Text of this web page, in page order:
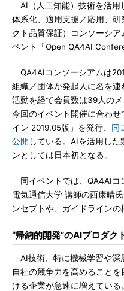
AI（人工知能）技術を活用
体系化、適用支援／応用、
クト品質保証）コンソーシ
ベント「Open QA4AI
QA4AIコンソーシアムは
組織／団体が発起人に名を
活動を経て会員数は39人の
今回のイベント開催に合わ
イン 2019.05版」を発行、 同
公開 している。AIを活用し
ンとしては日本初となる。
同イベントでは、QA4AIコ
電気通信大学 講師の西康晴
ンセプトや、ガイドラインの
“帰納的開発”のAIプロダク
AI技術、特に機械学習や深
自社の競争力を高めることを
ける企業が急速に増えている